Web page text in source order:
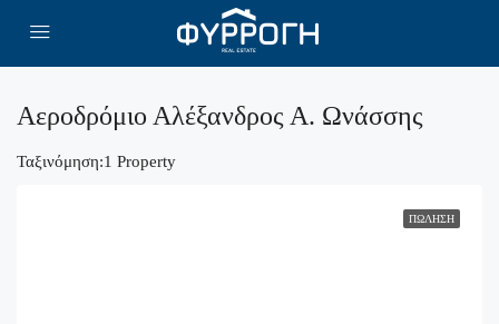
Αεροδρόμιο Αλέξανδρος Α. Ωνάσσης
1 Property
Ταξινόμηση:
ΠΏΛΗΣΗ